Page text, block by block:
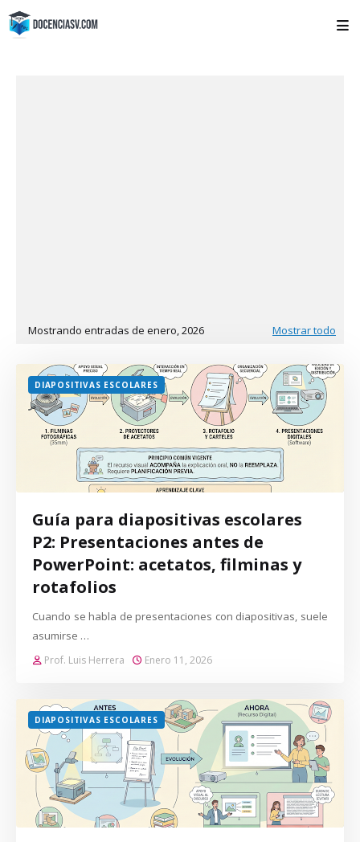
Mostrando entradas de enero, 2026 Mostrar todo
DIAPOSITIVAS ESCOLARES
Guía para diapositivas escolares
P2: Presentaciones antes de
PowerPoint: acetatos, filminas y
rotafolios
Cuando se habla de presentaciones con diapositivas, suele
asumirse …
Prof. Luis Herrera Enero 11, 2026
DIAPOSITIVAS ESCOLARES